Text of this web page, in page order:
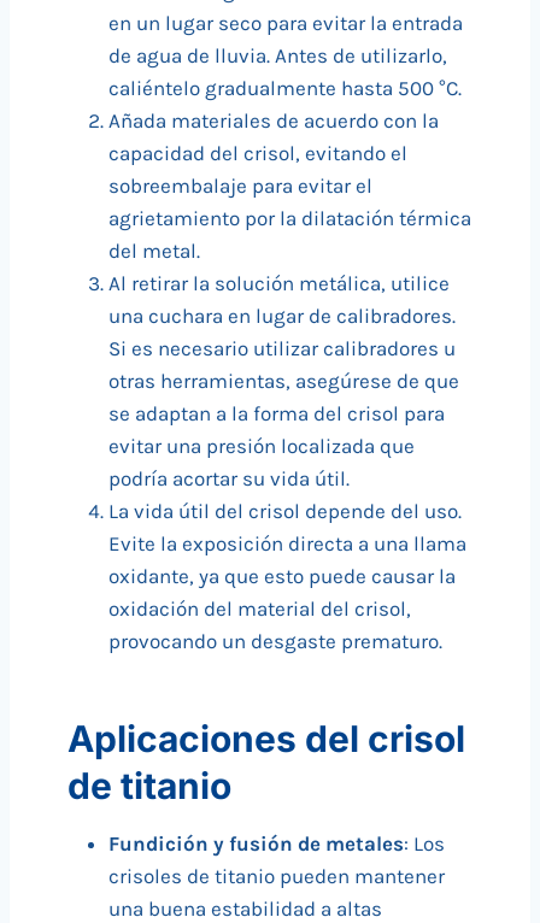
en un lugar seco para evitar la entrada
de agua de lluvia. Antes de utilizarlo,
caliéntelo gradualmente hasta 500 °C.
Añada materiales de acuerdo con la
capacidad del crisol, evitando el
sobreembalaje para evitar el
agrietamiento por la dilatación térmica
del metal.
Al retirar la solución metálica, utilice
una cuchara en lugar de calibradores.
Si es necesario utilizar calibradores u
otras herramientas, asegúrese de que
se adaptan a la forma del crisol para
evitar una presión localizada que
podría acortar su vida útil.
La vida útil del crisol depende del uso.
Evite la exposición directa a una llama
oxidante, ya que esto puede causar la
oxidación del material del crisol,
provocando un desgaste prematuro.
Aplicaciones del crisol
de titanio
Fundición y fusión de metales: Los
crisoles de titanio pueden mantener
una buena estabilidad a altas